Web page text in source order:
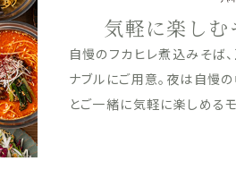
昼も夜も、
昼は自慢の石臼粗挽き蕎麦
食材を使用した海鮮や肉料
行くまでお楽しみください。